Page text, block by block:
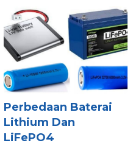
Perbedaan Baterai
Lithium Dan
LiFePO4